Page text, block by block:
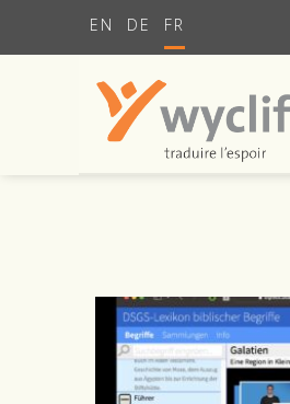
EN DE FR